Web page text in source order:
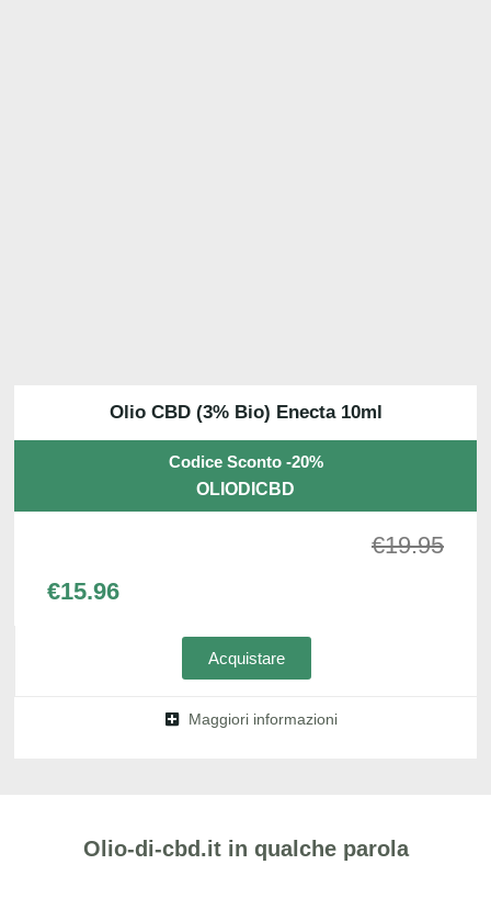
Olio CBD (3% Bio) Enecta 10ml
Codice Sconto -20%
OLIODICBD
€19.95
€15.96
Acquistare
Maggiori informazioni
Olio-di-cbd.it in qualche parola